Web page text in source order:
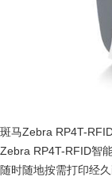
斑马Zebra RP4T-
Zebra RP4T-RFID智
随时随地按需打印经